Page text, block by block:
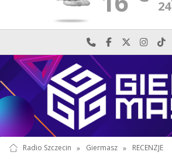
24
Najlepiej po prostu
Odwiedź nas
Odwiedź
Radio Szczecin » Giermasz » RECENZJE